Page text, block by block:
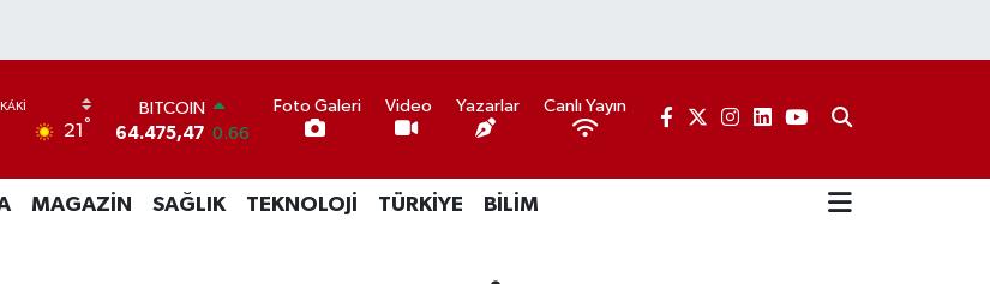
21 °
BITCOIN
64.475,47 0.66
47,5971 0.05
EURO
Foto Galeri Video Yazarlar Canlı Yayın
MAGAZİN SAĞLIK TEKNOLOJİ TÜRKİYE BİLİM